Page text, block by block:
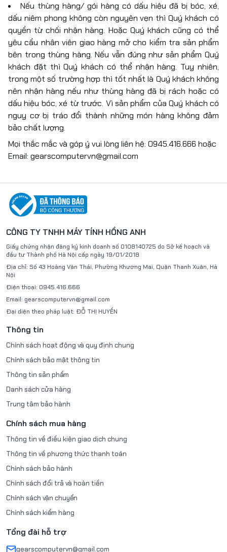
Nếu thùng hàng/ gói hàng có dấu hiệu đã bị bóc, xé,
dấu niêm phong không còn nguyên vẹn thì Quý khách có
quyền từ chối nhận hàng. Hoặc Quý khách cũng có thể
yêu cầu nhân viên giao hàng mở cho kiểm tra sản phẩm
bên trong thùng hàng. Nếu vẫn đúng như sản phẩm Quý
khách đặt thì Quý khách có thể nhận hàng. Tuy nhiên,
trong một số trường hợp thì tốt nhất là Quý khách không
nên nhận hàng nếu như thùng hàng đã bị rách hoặc có
dấu hiệu bóc, xé từ trước. Vì sản phẩm của Quý khách có
nguy cơ bị tráo đổi thành những món hàng không đảm
bảo chất lượng.
Mọi thắc mắc và góp ý vui lòng liên hệ: 0945.416.666 hoặc
Email: gearscomputervn@gmail.com
CÔNG TY TNHH MÁY TÍNH HỒNG ANH
Giấy chứng nhận đăng ký kinh doanh số 0108140725 do Sở kế hoạch và
đầu tư Thành phố Hà Nội cấp ngày 19/01/2018
Địa chỉ: Số 43 Hoàng Văn Thái, Phường Khương Mai, Quận Thanh Xuân, Hà
Nội
Điện thoại: 0945.416.666
Email: gearscomputervn@gmail.com
Đại diện theo pháp luật: ĐỖ THỊ HUYỀN
Thông tin
Chính sách hoạt động và quy định chung
Chính sách bảo mật thông tin
Thông tin sản phẩm
Danh sách cửa hàng
Trung tâm bảo hành
Chính sách mua hàng
Thông tin về điều kiện giao dịch chung
Thông tin về phương thức thanh toán
Chính sách bảo hành
Chính sách đổi trả và hoàn tiền
Chính sách vận chuyển
Chính sách kiểm hàng
Tổng đài hỗ trợ
gearscomputervn@gmail.com